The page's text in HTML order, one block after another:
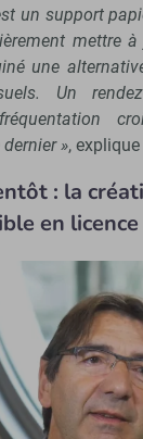
un support
mettre à
une
Un
»,
: la
en licence